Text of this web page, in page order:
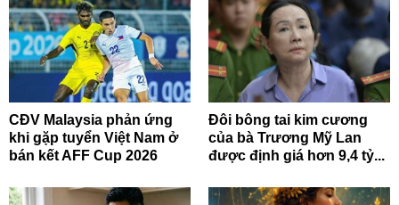
CĐV Malaysia phản ứng
khi gặp tuyển Việt Nam ở
bán kết AFF Cup 2026
Đôi bông tai kim cương
của bà Trương Mỹ Lan
được định giá hơn 9,4 tỷ...